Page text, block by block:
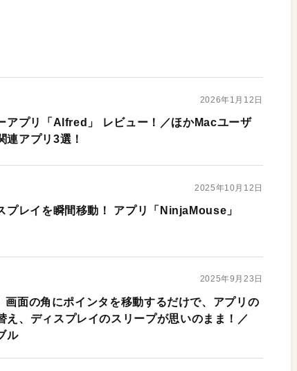
2026年1月12日
アプリ「Alfred」 レビュー！／ほかMacユーザ
連アプリ3選！
2025年10月12日
プレイを瞬間移動！ アプリ「NinjaMouse」
2025年9月23日
画面の角にポインタを移動するだけで、アプリの
え、ディスプレイのスリープが思いのまま！／
ル